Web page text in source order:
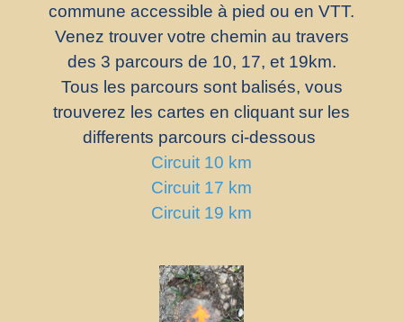
commune accessible à pied ou en VTT.
Venez trouver votre chemin au travers
des 3 parcours de 10, 17, et 19km.
Tous les parcours sont balisés, vous
trouverez les cartes en cliquant sur les
differents parcours ci-dessous
Circuit 10 km
Circuit 17 km
Circuit 19 km